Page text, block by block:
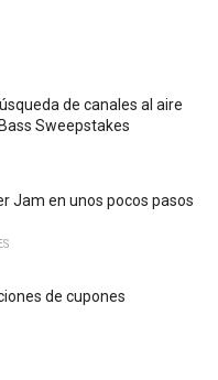
de canales al aire
Sweepstakes
Jam en unos pocos pasos
de cupones